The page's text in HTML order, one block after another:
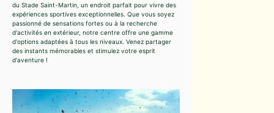
du Stade Saint-Martin, un endroit parfait pour vivre des
expériences sportives exceptionnelles. Que vous soyez
passionné de sensations fortes ou à la recherche
d'activités en extérieur, notre centre offre une gamme
d'options adaptées à tous les niveaux. Venez partager
des instants mémorables et stimulez votre esprit
d'aventure !